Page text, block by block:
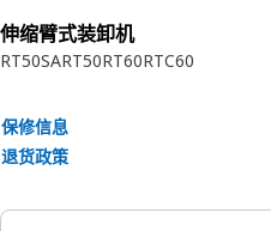
伸缩臂式装卸机
RT50SART50RT60RTC60
保修信息
退货政策